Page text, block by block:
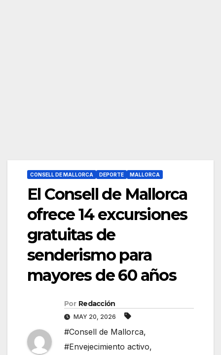
CONSELL DE MALLORCA DEPORTE MALLORCA
El Consell de Mallorca
ofrece 14 excursiones
gratuitas de
senderismo para
mayores de 60 años
Por Redacción
MAY 20, 2026
#Consell de Mallorca,
#Envejecimiento activo,